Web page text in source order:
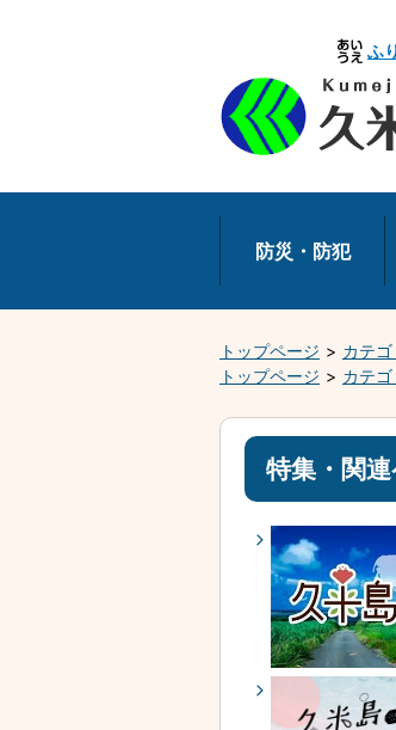
本
文
へ
移
動
ふ
防災・防犯
トップページ カテゴ
トップページ
カテゴ
特集・関